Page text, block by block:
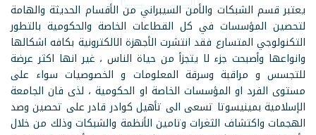
يعتبر قسم الشبكات والأمن السيبراني من الأقسام الحديثة والهامة
لتحصين المؤسسات في كل القطاعات الخاصة والحكومية بالتطور
التكنولوجي المتسارع فقد انتشرت الأجهزة الالكترونية بكافه اشكالها
وانواعها وأصبحت جزء لا يتجزأ من حياة الناس ، غير انها اكثر عرضة
للتجسس و مراقبة وسرقة المعلومات و الخصوصيات سواء على
مستوى الفرد او المؤسسات الخاصة او الحكومية ، لذى فان الجامعة
الإسلامية بمينيسوتا تسعى الى تأهيل كوادر قادر على تحصين وصد
الهجمات واكتشاف الثغرات وتامين الأنظمة والشبكات وذلك من خلال